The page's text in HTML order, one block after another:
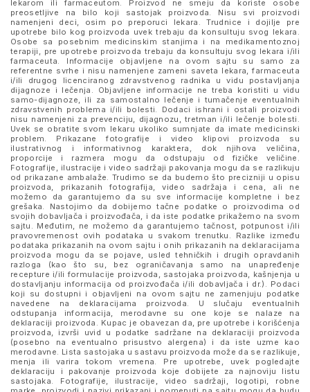
lekarom ili farmaceutom. Proizvod ne smeju da koriste osobe
preosetljive na bilo koji sastojak proizvoda. Nisu svi proizvodi
namenjeni deci, osim po preporuci lekara. Trudnice i dojilje pre
upotrebe bilo kog proizvoda uvek trebaju da konsultuju svog lekara.
Osobe sa posebnim medicinskim stanjima i na medikamentoznoj
terapiji, pre upotrebe proizvoda trebaju da konsultuju svog lekara i/ili
farmaceuta. Informacije objavljene na ovom sajtu su samo za
referentne svrhe i nisu namenjene zameni saveta lekara, farmaceuta
i/ili drugog licenciranog zdravstvenog radnika u vidu postavljanja
dijagnoze i lečenja. Objavljene informacije ne treba koristiti u vidu
samo-dijagnoze, ili za samostalno lečenje i tumačenje eventualnih
zdravstvenih problema i/ili bolesti. Dodaci ishrani i ostali proizvodi
nisu namenjeni za prevenciju, dijagnozu, tretman i/ili lečenje bolesti.
Uvek se obratite svom lekaru ukoliko sumnjate da imate medicinski
problem. Prikazane fotografije i video klipovi proizvoda su
ilustrativnog i informativnog karaktera, dok njihova veličina,
proporcije i razmera mogu da odstupaju od fizičke veličine.
Fotografije, ilustracije i video sadržaji pakovanja mogu da se razlikuju
od prikazane ambalaže. Trudimo se da budemo što precizniji u opisu
proizvoda, prikazanih fotografija, video sadržaja i cena, ali ne
možemo da garantujemo da su sve informacije kompletne i bez
grešaka. Nastojimo da dobijemo tačne podatke o proizvodima od
svojih dobavljača i proizvođača, i da iste podatke prikažemo na svom
sajtu. Međutim, ne možemo da garantujemo tačnost, potpunost i/ili
pravovremenost ovih podataka u svakom trenutku. Razlike između
podataka prikazanih na ovom sajtu i onih prikazanih na deklaracijama
proizvoda mogu da se pojave, usled tehničkih i drugih opravdanih
razloga (kao što su, bez ograničavanja samo na unapređenje
recepture i/ili formulacije proizvoda, sastojaka proizvoda, kašnjenja u
dostavljanju informacija od proizvođača i/ili dobavljača i dr.). Podaci
koji su dostupni i objavljeni na ovom sajtu ne zamenjuju podatke
navedene na deklaracijama proizvoda. U slučaju eventualnih
odstupanja informacija, merodavne su one koje se nalaze na
deklaraciji proizvoda. Kupac je obavezan da, pre upotrebe i korišćenja
proizvoda, izvrši uvid u podatke sadržane na deklaraciji proizvoda
(posebno na eventualno prisustvo alergena) i da iste uzme kao
merodavne. Lista sastojaka u sastavu proizvoda može da se razlikuje,
menja ili varira tokom vremena. Pre upotrebe, uvek pogledajte
deklaraciju i pakovanje proizvoda koje dobijete za najnoviju listu
sastojaka. Fotografije, ilustracije, video sadržaji, logotipi, robne